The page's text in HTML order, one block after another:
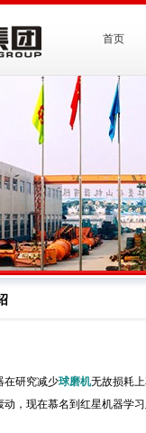
首页
在研究减少球磨机无故损耗
动，现在慕名到红星机器学